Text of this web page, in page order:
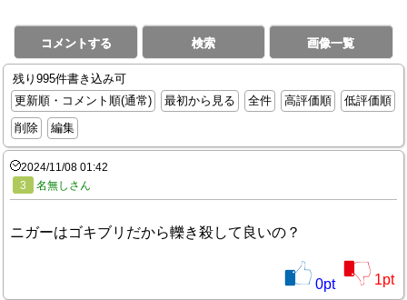
コメントする 検索 画像一覧
残り995件書き込み可
更新順・コメント順(通常)
最初から見る 全件 高評価順
低評価順
削除
編集
2024/11/08 01:42
3
名無しさん
ニガーはゴキブリだから轢き殺して良いの？
0pt 1pt